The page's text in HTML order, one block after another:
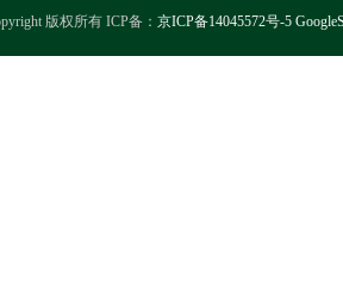
版权所有 ICP备： 京ICP备14045572号-5